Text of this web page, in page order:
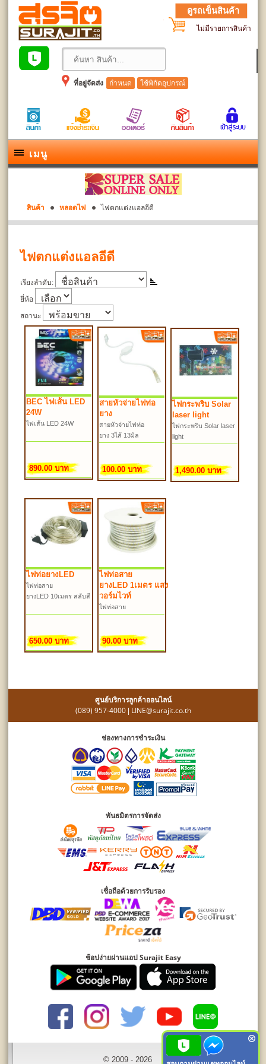
ดูรถเข็นสินค้า
ไม่มีรายการสินค้า
ที่อยู่จัดส่ง กำหนด ใช้พิกัดอุปกรณ์
เมนู
สินค้า หลอดไฟ ไฟตกแต่งแอลอีดี
ไฟตกแต่งแอลอีดี
เรียงลำดับ:
ยี่ห้อ
สถานะ
BEC ไฟเส้น LED
24W
ไฟเส้น LED 24W
890.00 บาท
สายหัวจ่ายไฟท่อ
ยาง
สายหัวจ่ายไฟท่อ
ยาง 3ไส้ 13มิล
100.00 บาท
ไฟกระพริบ Solar
laser light
ไฟกระพริบ Solar laser
light
1,490.00 บาท
ไฟท่อยางLED
ไฟท่อสาย
ยางLED 10เมตร สลับสี
650.00 บาท
ไฟท่อสาย
ยางLED 1เมตร แสง
วอร์มไวท์
ไฟท่อสาย
90.00 บาท
ศูนย์บริการลูกค้าออนไลน์
(089) 957-4000| LINE@surajit.co.th
ช่องทางการชำระเงิน
พันธมิตรการจัดส่ง
เชื่อถือด้วยการรับรอง
ช้อปง่ายผ่านแอป Surajit Easy
© 2009 - 2026